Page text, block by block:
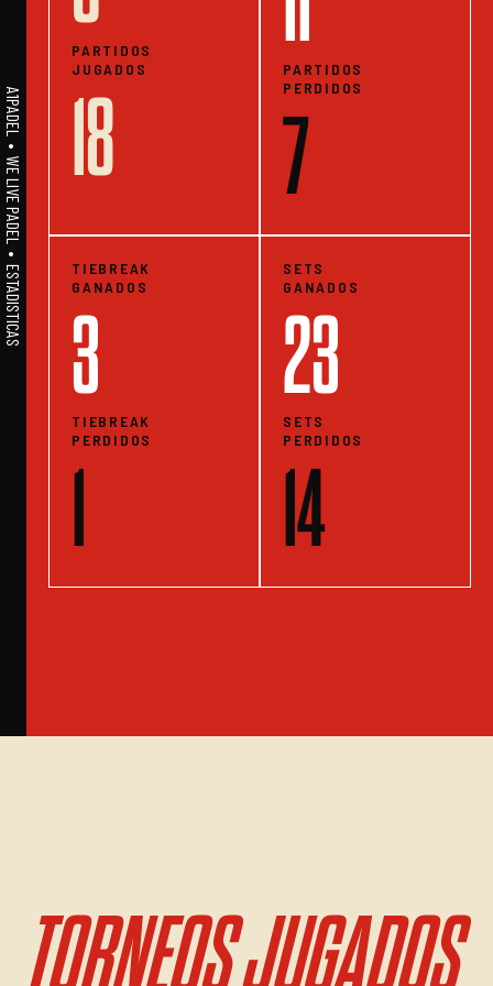
A1PADEL • WE LIVE PADEL • ESTADISTICAS
PARTIDOS
JUGADOS
18
PARTIDOS
PERDIDOS
7
TIEBREAK
GANADOS
3
TIEBREAK
PERDIDOS
1
SETS
GANADOS
23
SETS
PERDIDOS
14
TORNEOS JUGADOS